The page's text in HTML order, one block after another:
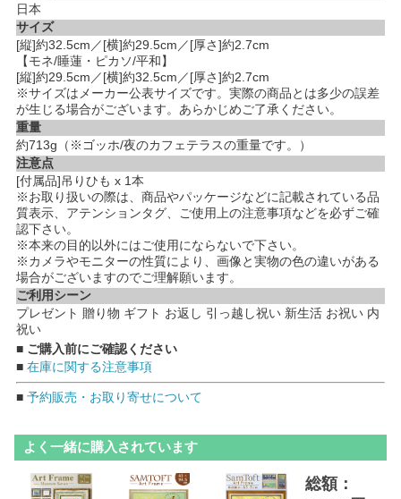
日本
サイズ
[縦]約32.5cm／[横]約29.5cm／[厚さ]約2.7cm
【モネ/睡蓮・ピカソ/平和】
[縦]約29.5cm／[横]約32.5cm／[厚さ]約2.7cm
※サイズはメーカー公表サイズです。実際の商品とは多少の誤差
が生じる場合がございます。あらかじめご了承ください。
重量
約713g（※ゴッホ/夜のカフェテラスの重量です。）
注意点
[付属品]吊りひも x 1本
※お取り扱いの際は、商品やパッケージなどに記載されている品
質表示、アテンションタグ、ご使用上の注意事項などを必ずご確
認下さい。
※本来の目的以外にはご使用にならないで下さい。
※カメラやモニターの性質により、画像と実物の色の違いがある
場合がございますのでご理解願います。
ご利用シーン
プレゼント 贈り物 ギフト お返し 引っ越し祝い 新生活 お祝い 内
祝い
■ ご購入前にご確認ください
■ 在庫に関する注意事項
■ 予約販売・お取り寄せについて